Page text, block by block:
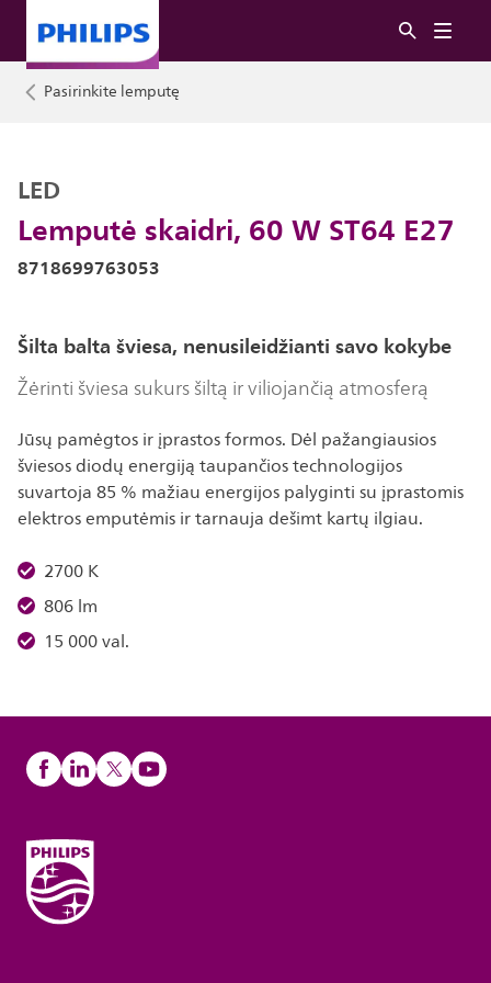
Pasirinkite lemputę
Lemputė skaidri, 60 W ST64 E27
LED
8718699763053
Šilta balta šviesa, nenusileidžianti savo kokybe
Žėrinti šviesa sukurs šiltą ir viliojančią atmosferą
Jūsų pamėgtos ir įprastos formos. Dėl pažangiausios
šviesos diodų energiją taupančios technologijos
suvartoja 85 % mažiau energijos palyginti su įprastomis
elektros emputėmis ir tarnauja dešimt kartų ilgiau.
2700 K
806 lm
15 000 val.